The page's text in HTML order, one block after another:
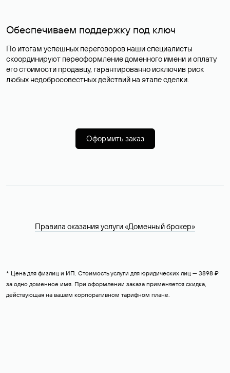
Обеспечиваем поддержку под ключ
По итогам успешных переговоров наши специалисты
скоординируют переоформление доменного имени и оплату
его стоимости продавцу, гарантированно исключив риск
любых недобросовестных действий на этапе сделки.
Оформить заказ
Правила оказания услуги «Доменный брокер»
* Цена для физлиц и ИП. Стоимость услуги для юридических лиц — 3898 ₽
за одно доменное имя. При оформлении заказа применяется скидка,
действующая на вашем корпоративном тарифном плане.